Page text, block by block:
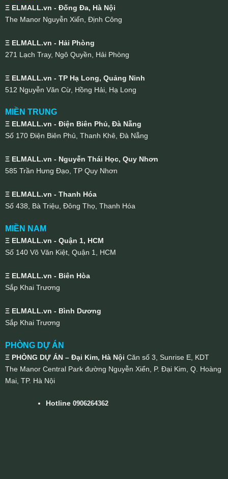
Ξ ELMALL.vn - Đống Đa, Hà Nội
The Manor Nguyễn Xiển, Định Công
Ξ ELMALL.vn - Hải Phòng
271 Lạch Tray, Ngô Quyền, Hải Phòng
Ξ ELMALL.vn - TP Hạ Long, Quảng Ninh
512 Nguyễn Văn Cừ, Hồng Hải, Hạ Long
MIỀN TRUNG
Ξ ELMALL.vn - Điện Biên Phủ, Đà Nẵng
Số 170 Điện Biên Phủ, Thanh Khê, Đà Nẵng
Ξ ELMALL.vn - Nguyễn Thái Học, Quy Nhơn
585 Trần Hưng Đạo, TP Quy Nhơn
Ξ ELMALL.vn - Thanh Hóa
Số 438, Bà Triệu, Đông Thọ, Thanh Hóa
MIỀN NAM
Ξ ELMALL.vn - Quận 1, HCM
Số 140 Võ Văn Kiệt, Quận 1, HCM
Ξ ELMALL.vn - Biên Hòa
Sắp Khai Trương
Ξ ELMALL.vn - Bình Dương
Sắp Khai Trương
PHÒNG DỰ ÁN
Ξ PHÒNG DỰ ÁN – Đại Kim, Hà Nội Căn số 3, Sunrise E, KDT
The Manor Central Park đường Nguyễn Xiển, P. Đại Kim, Q. Hoàng
Mai, TP. Hà Nội
Hotline0906264362